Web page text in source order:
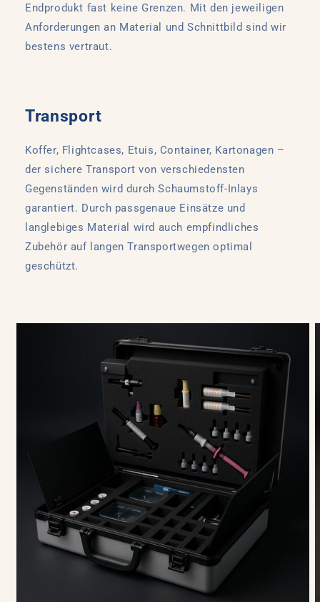
Endprodukt fast keine Grenzen. Mit den jeweiligen
Anforderungen an Material und Schnittbild sind wir
bestens vertraut.
Transport
Koffer, Flightcases, Etuis, Container, Kartonagen –
der sichere Transport von verschiedensten
Gegenständen wird durch Schaumstoff-Inlays
garantiert. Durch passgenaue Einsätze und
langlebiges Material wird auch empfindliches
Zubehör auf langen Transportwegen optimal
geschützt.